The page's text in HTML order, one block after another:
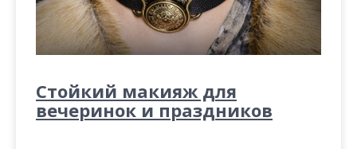
Стойкий макияж для
вечеринок и праздников